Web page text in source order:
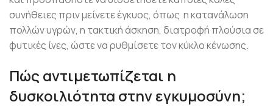
συνήθειες πριν μείνετε έγκυος, όπως η κατανάλωση
πολλών υγρών, η τακτική άσκηση, διατροφή πλούσια σε
φυτικές ίνες, ώστε να ρυθμίσετε τον κύκλο κένωσης.
Πώς αντιμετωπίζεται η
δυσκοιλιότητα στην εγκυμοσύνη;